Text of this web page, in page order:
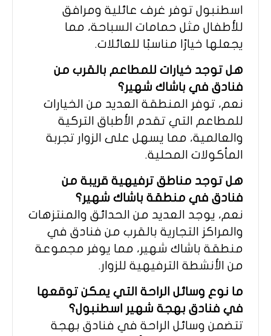
اسطنبول توفر غرف عائلية ومرافق
للأطفال مثل حمامات السباحة، مما
يجعلها خيارًا مناسبًا للعائلات.
هل توجد خيارات للمطاعم بالقرب من
فنادق في باشاك شهير؟
نعم، توفر المنطقة العديد من الخيارات
للمطاعم التي تقدم الأطباق التركية
والعالمية، مما يسهل على الزوار تجربة
المأكولات المحلية.
هل توجد مناطق ترفيهية قريبة من
فنادق في منطقة باشاك شهير؟
نعم، يوجد العديد من الحدائق والمنتزهات
والمراكز التجارية بالقرب من فنادق في
منطقة باشاك شهير، مما يوفر مجموعة
من الأنشطة الترفيهية للزوار.
ما نوع وسائل الراحة التي يمكن توقعها
في فنادق بهجة شهير اسطنبول؟
تتضمن وسائل الراحة في فنادق بهجة